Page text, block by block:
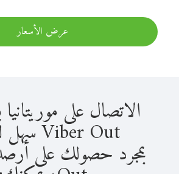
عرض الأسعار
الاتصال على
Viber Out سهل للغاية.